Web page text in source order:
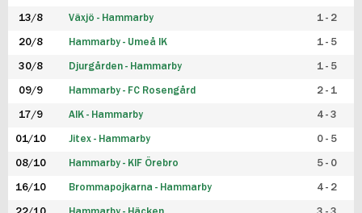
13/8 Växjö - Hammarby 1 - 2
20/8 Hammarby - Umeå IK 1 - 5
30/8 Djurgården - Hammarby 1 - 5
09/9 Hammarby - FC Rosengård 2 - 1
17/9 AIK - Hammarby 4 - 3
01/10 Jitex - Hammarby 0 - 5
08/10 Hammarby - KIF Örebro 5 - 0
16/10 Brommapojkarna - Hammarby 4 - 2